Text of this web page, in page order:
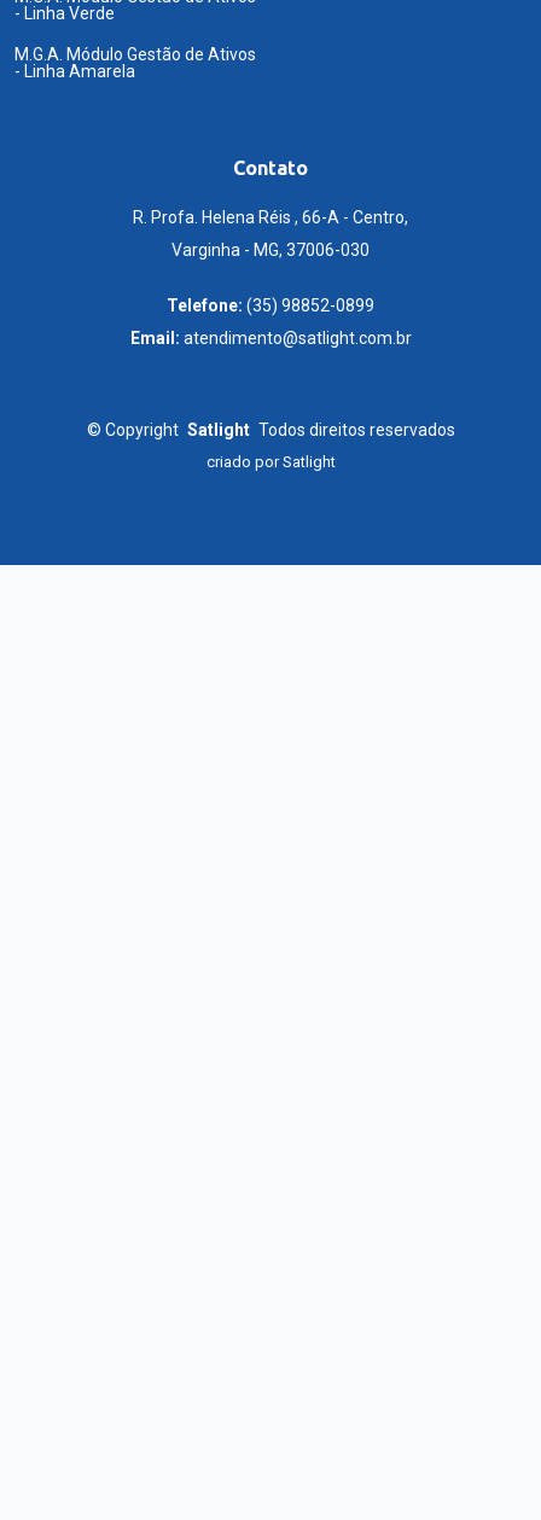
- Linha Verde
M.G.A. Módulo Gestão de Ativos
- Linha Amarela
Contato
R. Profa. Helena Réis , 66-A - Centro,
Varginha - MG, 37006-030
Telefone: (35) 98852-0899
Email: atendimento@satlight.com.br
© Copyright Satlight Todos direitos reservados
criado porSatlight